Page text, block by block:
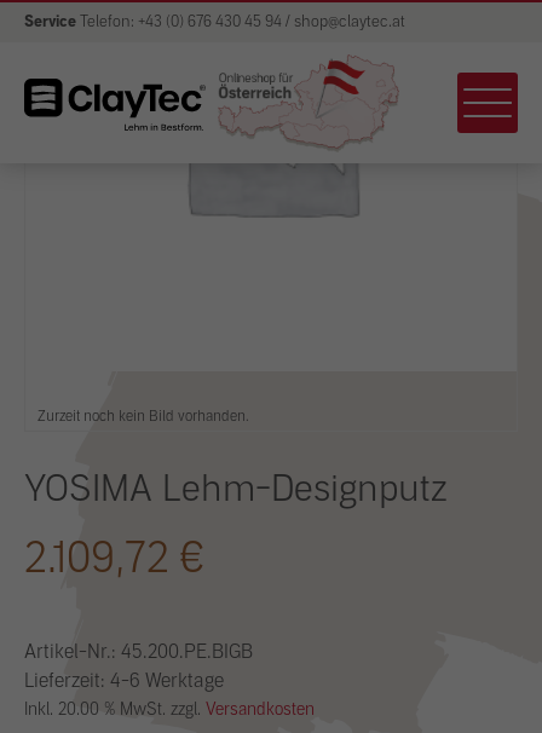
Service Telefon: +43 (0) 676 430 45 94 / shop@claytec.at
Zurzeit noch kein Bild vorhanden.
YOSIMA Lehm-Designputz
2.109,72 €
Artikel-Nr.: 45.200.PE.BIGB
Lieferzeit: 4-6 Werktage
Inkl. 20.00 % MwSt. zzgl. Versandkosten